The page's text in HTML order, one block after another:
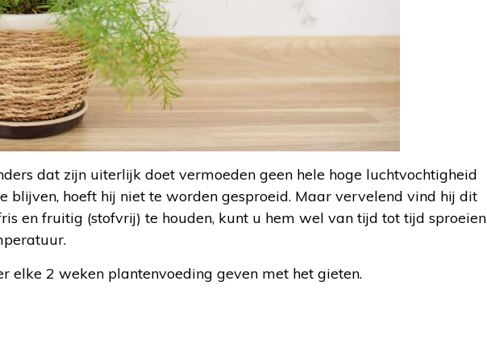
dat zijn uiterlijk doet vermoeden geen hele hoge luchtvochtigheid
blijven, hoeft hij niet te worden gesproeid. Maar vervelend vind hij dit
en fruitig (stofvrij) te houden, kunt u hem wel van tijd tot tijd sproeien
elke 2 weken plantenvoeding geven met het gieten.